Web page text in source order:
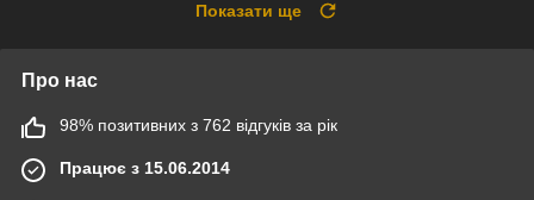
Показати ще
Про нас
98% позитивних з 762 відгуків за рік
Працює з 15.06.2014